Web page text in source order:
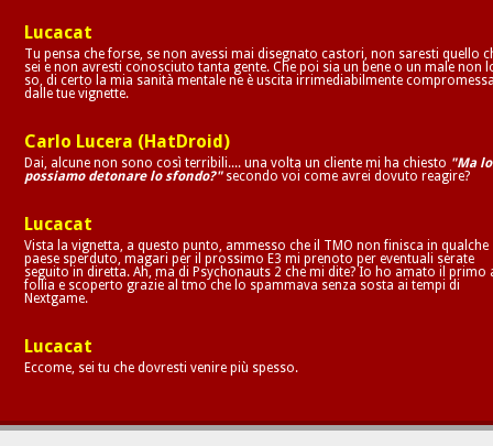
Lucacat
Tu pensa che forse, se non avessi mai disegnato castori, non saresti quello
sei e non avresti conosciuto tanta gente. Che poi sia un bene o un male non
so, di certo la mia sanità mentale ne è uscita irrimediabilmente
dalle tue vignette.
Carlo Lucera (HatDroid)
Dai, alcune non sono così terribili.... una volta un cliente mi ha chiesto "Ma lo
possiamo detonare lo sfondo?"secondo voi come avrei dovuto reagire?
Lucacat
Vista la vignetta, a questo punto, ammesso che il TMO non finisca in qualche
paese sperduto, magari per il prossimo E3 mi prenoto per eventuali serate
seguito in diretta. Ah, ma di Psychonauts 2 che mi dite? Io ho amato il primo
follia e scoperto grazie al tmo che lo spammava senza sosta ai tempi di
Nextgame.
Lucacat
Eccome, sei tu che dovresti venire più spesso.